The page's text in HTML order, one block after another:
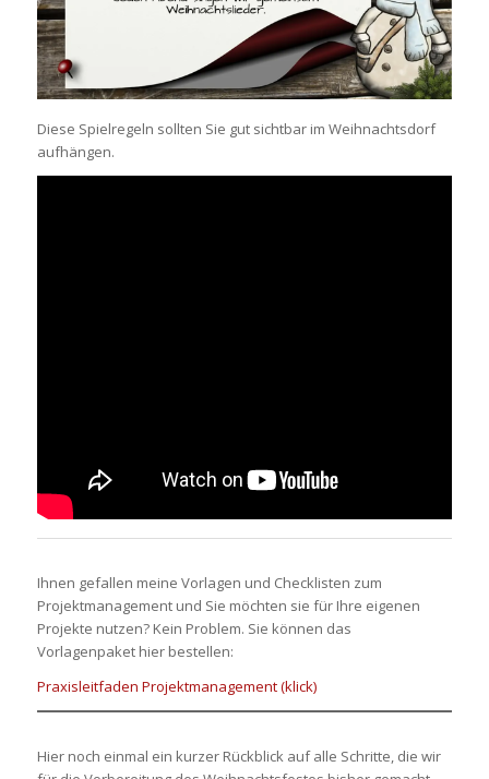
Diese Spielregeln sollten Sie gut sichtbar im Weihnachtsdorf
aufhängen.
Ihnen gefallen meine Vorlagen und Checklisten zum
Projektmanagement und Sie möchten sie für Ihre eigenen
Projekte nutzen? Kein Problem. Sie können das
Vorlagenpaket hier bestellen:
Praxisleitfaden Projektmanagement (klick)
Hier noch einmal ein kurzer Rückblick auf alle Schritte, die wir